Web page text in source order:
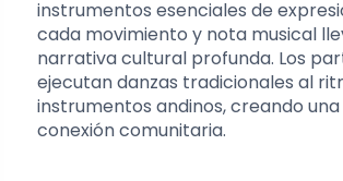
instrumentos esenciales de
cada movimiento y nota musical
narrativa cultural profunda. Los
ejecutan danzas tradicionales al
instrumentos andinos, creando
conexión comunitaria.